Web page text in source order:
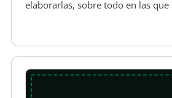
elaborarlas, sobre todo en las que
,debiendo de prestar especial
cometamos errores y tener a…